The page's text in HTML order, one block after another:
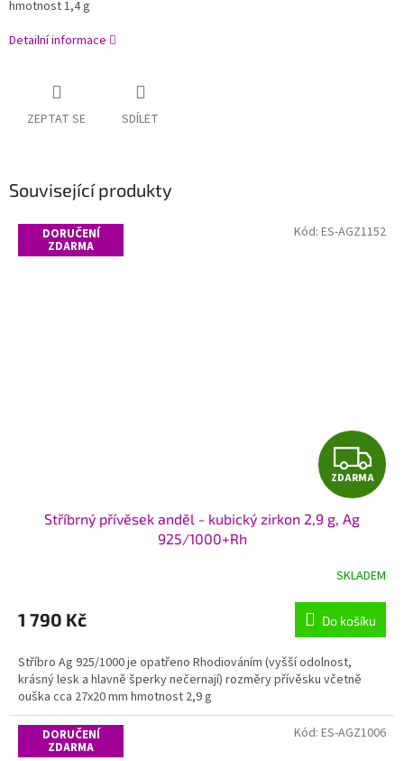
hmotnost 1,4 g
Detailní informace
ZEPTAT SE SDÍLET
Související produkty
DORUČENÍ
ZDARMA
Z
D
R
M
A
ZDARMA
Stříbrný přívěsek anděl - kubický zirkon 2,9 g, Ag
925/1000+Rh
SKLADEM
1 790 Kč Do košíku
Stříbro Ag 925/1000 je opatřeno Rhodiováním (vyšší odolnost,
krásný lesk a hlavně šperky nečernají) rozměry přívěsku včetně
ouška cca 27x20 mm hmotnost 2,9 g
Kód: ES-AGZ1152
DORUČENÍ
ZDARMA
Kód: ES-AGZ1006